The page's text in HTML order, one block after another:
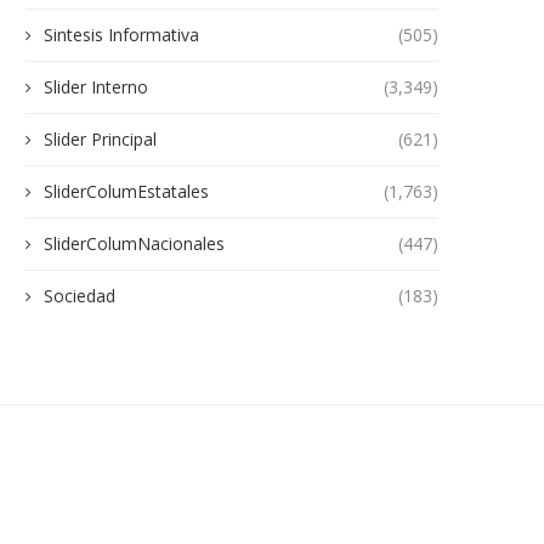
Sintesis Informativa (505)
Slider Interno (3,349)
Slider Principal (621)
SliderColumEstatales (1,763)
SliderColumNacionales (447)
Sociedad (183)